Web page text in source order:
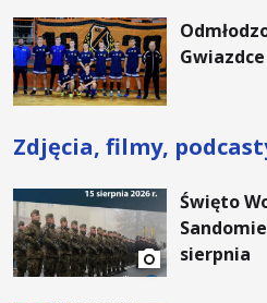
Gwiazdce
Zdjęcia, filmy,
Święto
sierpnia